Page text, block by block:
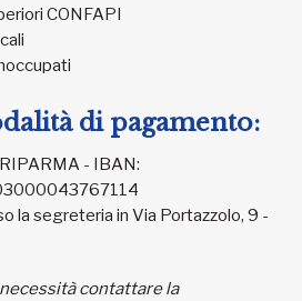
CONFAPI
di pagamento:
- IBAN:
la segreteria in Via Portazzolo, 9 -
contattare la